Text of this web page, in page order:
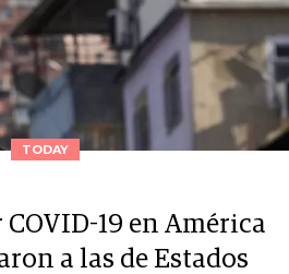
TODAY
19 en América
a las de Estados